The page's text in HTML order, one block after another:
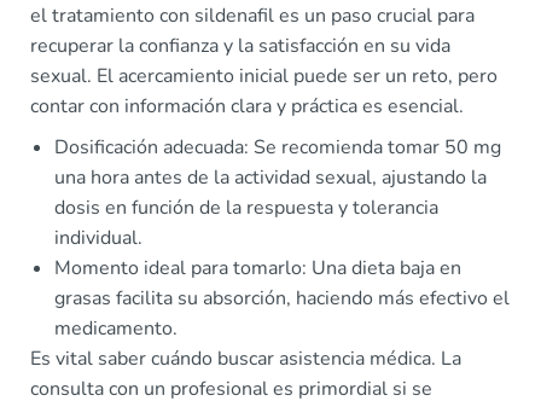
el tratamiento con sildenafil es un paso crucial para
recuperar la confianza y la satisfacción en su vida
sexual. El acercamiento inicial puede ser un reto, pero
contar con información clara y práctica es esencial.
Dosificación adecuada: Se recomienda tomar 50 mg
una hora antes de la actividad sexual, ajustando la
dosis en función de la respuesta y tolerancia
individual.
Momento ideal para tomarlo: Una dieta baja en
grasas facilita su absorción, haciendo más efectivo el
medicamento.
Es vital saber cuándo buscar asistencia médica. La
consulta con un profesional es primordial si se